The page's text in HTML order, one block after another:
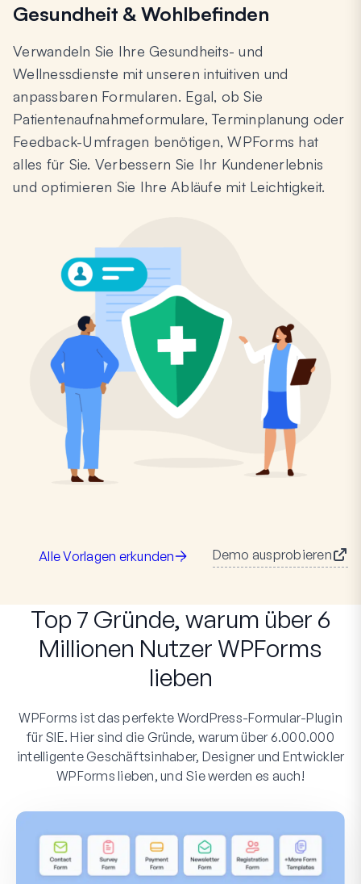
Gesundheit & Wohlbefinden
Verwandeln Sie Ihre Gesundheits- und
Wellnessdienste mit unseren intuitiven und
anpassbaren Formularen. Egal, ob Sie
Patientenaufnahmeformulare, Terminplanung oder
Feedback-Umfragen benötigen, WPForms hat
alles für Sie. Verbessern Sie Ihr Kundenerlebnis
und optimieren Sie Ihre Abläufe mit Leichtigkeit.
Alle Vorlagen erkunden Demo ausprobieren
Top 7 Gründe, warum über 6
Millionen Nutzer WPForms
lieben
WPForms ist das perfekte WordPress-Formular-Plugin
für SIE. Hier sind die Gründe, warum über 6.000.000
intelligente Geschäftsinhaber, Designer und Entwickler
WPForms lieben, und Sie werden es auch!